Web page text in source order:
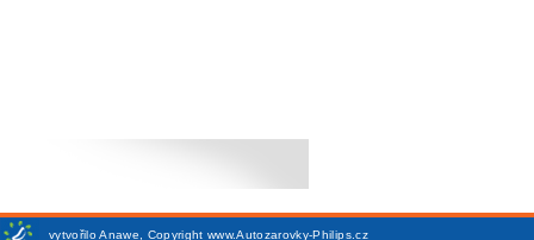
vytvořiloAnawe, Copyright www.Autozarovky-Philips.cz